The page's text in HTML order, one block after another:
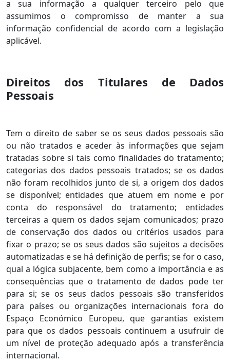
a sua informação a qualquer terceiro pelo que
assumimos o compromisso de manter a sua
informação confidencial de acordo com a legislação
aplicável.
Direitos dos Titulares de Dados
Pessoais
Tem o direito de saber se os seus dados pessoais são
ou não tratados e aceder às informações que sejam
tratadas sobre si tais como finalidades do tratamento;
categorias dos dados pessoais tratados; se os dados
não foram recolhidos junto de si, a origem dos dados
se disponível; entidades que atuem em nome e por
conta do responsável do tratamento; entidades
terceiras a quem os dados sejam comunicados; prazo
de conservação dos dados ou critérios usados para
fixar o prazo; se os seus dados são sujeitos a decisões
automatizadas e se há definição de perfis; se for o caso,
qual a lógica subjacente, bem como a importância e as
consequências que o tratamento de dados pode ter
para si; se os seus dados pessoais são transferidos
para países ou organizações internacionais fora do
Espaço Económico Europeu, que garantias existem
para que os dados pessoais continuem a usufruir de
um nível de proteção adequado após a transferência
internacional.